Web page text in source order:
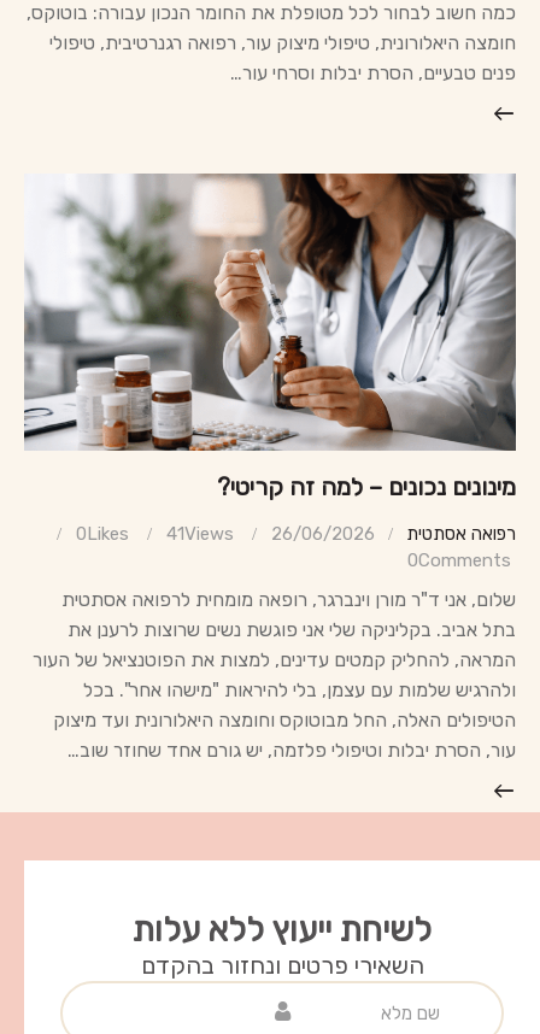
כמה חשוב לבחור לכל מטופלת את החומר הנכון עבורה: בוטוקס,
חומצה היאלורונית, טיפולי מיצוק עור, רפואה רגנרטיבית, טיפולי
פנים טבעיים, הסרת יבלות וסרחי עור…
מינונים נכונים – למה זה קריטי?
רפואה אסתטית 26/06/2026
41Views
0Likes
0Comments
שלום, אני ד"ר מורן וינברגר, רופאה מומחית לרפואה אסתטית
בתל אביב. בקליניקה שלי אני פוגשת נשים שרוצות לרענן את
המראה, להחליק קמטים עדינים, למצות את הפוטנציאל של העור
ולהרגיש שלמות עם עצמן, בלי להיראות "מישהו אחר". בכל
הטיפולים האלה, החל מבוטוקס וחומצה היאלורונית ועד מיצוק
עור, הסרת יבלות וטיפולי פלזמה, יש גורם אחד שחוזר שוב…
לשיחת ייעוץ ללא עלות
השאירי פרטים ונחזור בהקדם